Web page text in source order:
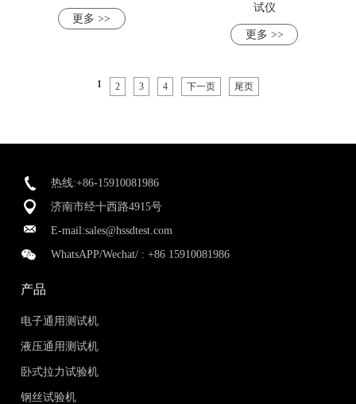
更多 >>
试仪
更多 >>
1 2 3 4 下一页 尾页
热线:+86-15910081986
济南市经十西路4915号
E-mail:sales@hssdtest.com
WhatsAPP/Wechat/ :+86 15910081986
产品
电子通用测试机
液压通用测试机
卧式拉力试验机
钢丝试验机